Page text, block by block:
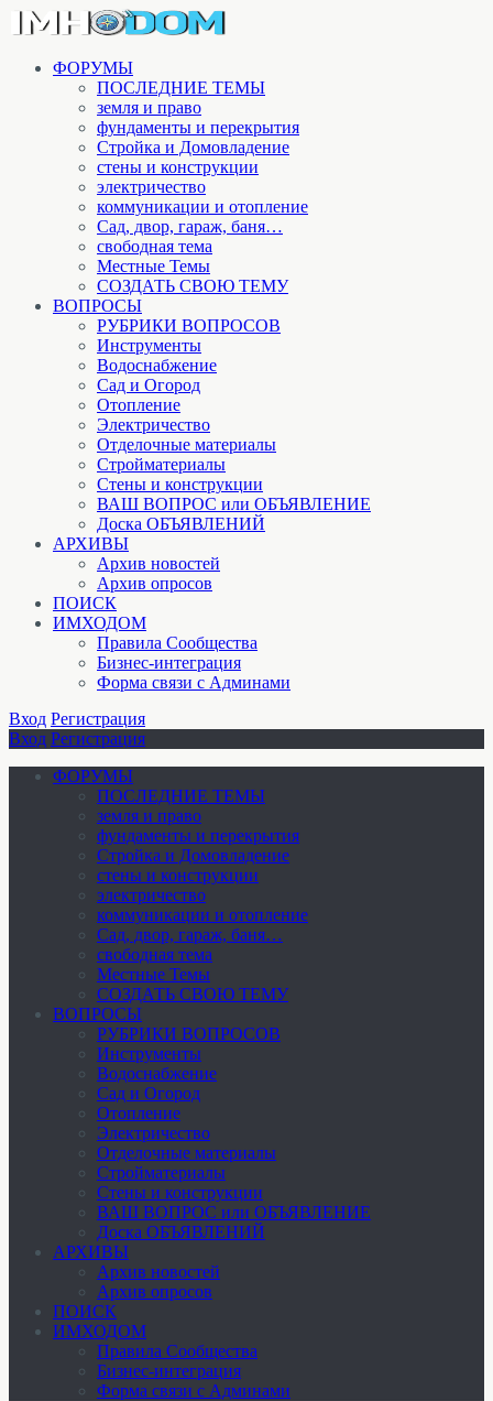
ФОРУМЫ
ПОСЛЕДНИЕ ТЕМЫ
земля и право
фундаменты и перекрытия
Стройка и Домовладение
стены и конструкции
электричество
коммуникации и отопление
Cад, двор, гараж, баня…
свободная тема
Местные Темы
СОЗДАТЬ СВОЮ ТЕМУ
ВОПРОСЫ
РУБРИКИ ВОПРОСОВ
Инструменты
Водоснабжение
Сад и Огород
Отопление
Электричество
Отделочные материалы
Стройматериалы
Стены и конструкции
ВАШ ВОПРОС или ОБЪЯВЛЕНИЕ
Доска ОБЪЯВЛЕНИЙ
АРХИВЫ
Архив новостей
Архив опросов
ПОИСК
ИМХОДОМ
Правила Сообщества
Бизнес-интеграция
Форма связи с Админами
Вход Регистрация
Вход Регистрация
ФОРУМЫ
ПОСЛЕДНИЕ ТЕМЫ
земля и право
фундаменты и перекрытия
Стройка и Домовладение
стены и конструкции
электричество
коммуникации и отопление
Cад, двор, гараж, баня…
свободная тема
Местные Темы
СОЗДАТЬ СВОЮ ТЕМУ
ВОПРОСЫ
РУБРИКИ ВОПРОСОВ
Инструменты
Водоснабжение
Сад и Огород
Отопление
Электричество
Отделочные материалы
Стройматериалы
Стены и конструкции
ВАШ ВОПРОС или ОБЪЯВЛЕНИЕ
Доска ОБЪЯВЛЕНИЙ
АРХИВЫ
Архив новостей
Архив опросов
ПОИСК
ИМХОДОМ
Правила Сообщества
Бизнес-интеграция
Форма связи с Админами